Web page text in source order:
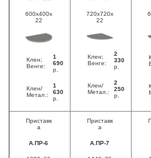
600x400x
22
Клен;
Венге:
1
690
р.
Клен/
Метал.:
1
630
р.
720x720x
22
Клен;
Венге:
2
330
р.
Клен/
Метал.:
2
250
р.
Приставк
а
А.ПР-6
Приставк
а
А.ПР-7